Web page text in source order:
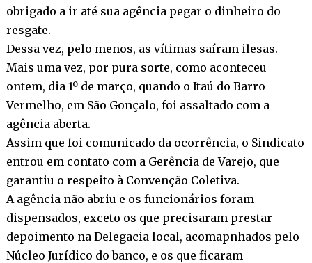
obrigado a ir até sua agência pegar o dinheiro do
resgate.
Dessa vez, pelo menos, as vítimas saíram ilesas.
Mais uma vez, por pura sorte, como aconteceu
ontem, dia 1º de março, quando o Itaú do Barro
Vermelho, em São Gonçalo, foi assaltado com a
agência aberta.
Assim que foi comunicado da ocorrência, o Sindicato
entrou em contato com a Gerência de Varejo, que
garantiu o respeito à Convenção Coletiva.
A agência não abriu e os funcionários foram
dispensados, exceto os que precisaram prestar
depoimento na Delegacia local, acomapnhados pelo
Núcleo Jurídico do banco, e os que ficaram